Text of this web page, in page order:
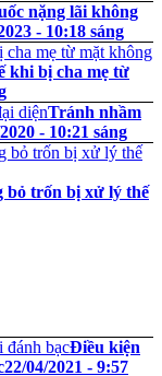
nặng lãi không
- 10:18 sáng
khi bị cha mẹ từ
Tránh nhầm
- 10:21 sáng
bỏ trốn bị xử lý thế
Điều kiện
22/04/2021 - 9:57